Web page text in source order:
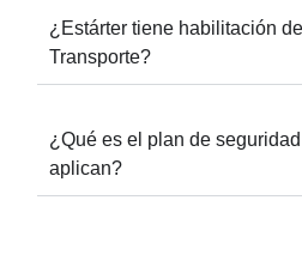
¿Estárter tiene habilitación
Transporte?
¿Qué es el plan de
aplican?